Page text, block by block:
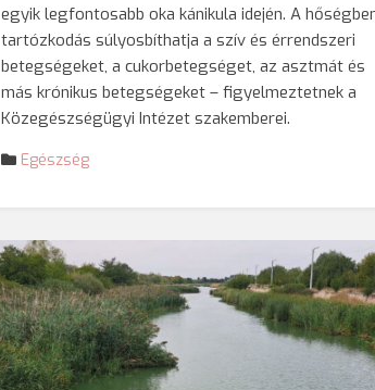
egyik legfontosabb oka kánikula idején. A
tartózkodás súlyosbíthatja a szív és érrendszeri
betegségeket, a cukorbetegséget, az asztmát és
más krónikus betegségeket – figyelmeztetnek a
Közegészségügyi Intézet szakemberei.
Egészség